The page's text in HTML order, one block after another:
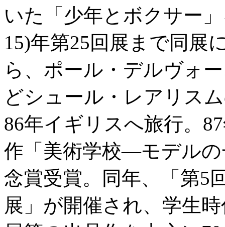
いた「少年とボクサー
15)年第25回展まで同展
ら、ポール・デルヴォ
どシュール・レアリス
86年イギリスへ旅行。
作「美術学校―モデルの
念賞受賞。同年、「第
展」が開催され、学生